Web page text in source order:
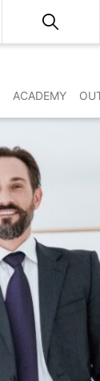
ACADEMY